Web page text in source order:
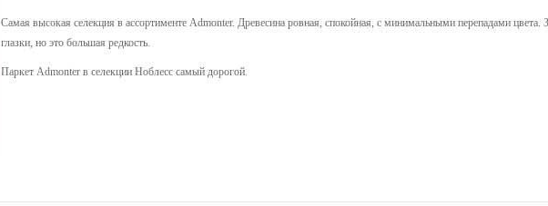
Самая высокая селекция в ассортименте Admonter. Древесина ровная, спокойная, с минимальными перепадами
глазки, но это большая редкость.
Паркет Admonter в селекции Ноблесс самый дорогой.